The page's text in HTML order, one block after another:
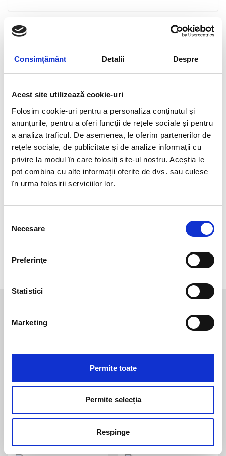
Consimțământ Detalii Despre
Acest site utilizează cookie-uri
Folosim cookie-uri pentru a personaliza conținutul și
anunțurile, pentru a oferi funcții de rețele sociale și pentru
a analiza traficul. De asemenea, le oferim partenerilor de
rețele sociale, de publicitate și de analize informații cu
privire la modul în care folosiți site-ul nostru. Aceștia le
pot combina cu alte informații oferite de dvs. sau culese
în urma folosirii serviciilor lor.
consimțământului
Necesare
Preferinţe
Statistici
Marketing
Permite toate
Permite selecția
Respinge
INFORMAȚII SUPLIMENTARE
Informații suplimentare
Greutate
2.155 kg
Gen
Unisex
Culoare
Black
Tip produs
Termoscud
Brand
TUCANO URBANO
Fabricat in
China
picioare
Pret la cerere
Unisex
picioare
Termoscud® PRO
Pret la cerere